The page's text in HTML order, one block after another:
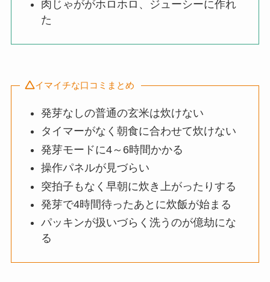
肉じゃががホロホロ、ジューシーに作れ
た
イマイチな口コミまとめ
発芽なしの普通の玄米は炊けない
タイマーがなく朝食に合わせて炊けない
発芽モードに4～6時間かかる
操作パネルが見づらい
突拍子もなく早朝に炊き上がったりする
発芽で4時間待ったあとに炊飯が始まる
パッキンが扱いづらく洗うのが億劫にな
る